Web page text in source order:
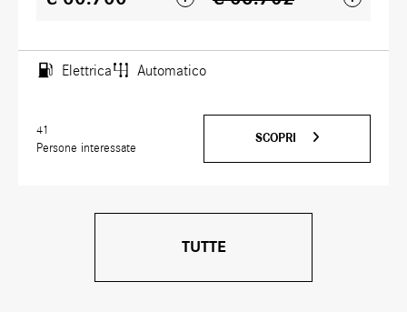
Elettrica Automatico
41
Persone interessate
SCOPRI
TUTTE